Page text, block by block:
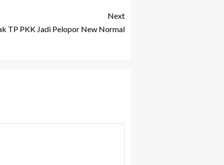
Next
TP PKK Jadi Pelopor New Normal